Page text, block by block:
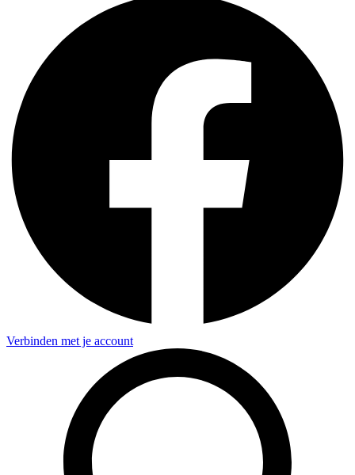
Verbinden met je account